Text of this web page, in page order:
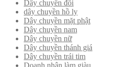
Dây chuyền đôi
dây chuyền hồ ly
Dây chuyền mặt phật
Dây chuyền nam
Dây chuyền nữ
Dây chuyền thánh giá
Dây chuyền trái tim
Doanh nhân làm giàu